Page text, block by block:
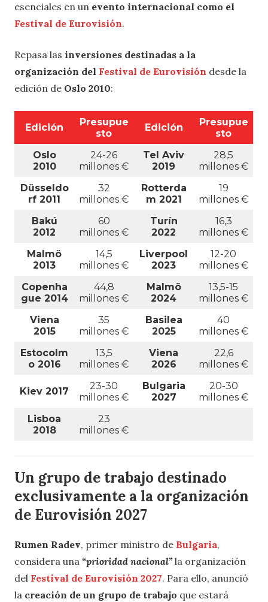
esenciales en un evento internacional como el
Festival de Eurovisión.
Repasa las inversiones destinadas a la
organización del Festival de Eurovisión desde la
edición de Oslo 2010:
Edición
Presupue
sto
Edición
Presupue
sto
Oslo
2010
24-26
millones €
Tel Aviv
2019
28,5
millones €
Düsseldo
rf 2011
32
millones €
Rotterda
m 2021
19
millones €
Bakú
2012
60
millones €
Turín
2022
16,3
millones €
Malmö
2013
14,5
millones €
Liverpool
2023
12-20
millones €
Copenha
gue 2014
44,8
millones €
Malmö
2024
13,5-15
millones €
Viena
2015
35
millones €
Basilea
2025
40
millones €
Estocolm
o 2016
13,5
millones €
Viena
2026
22,6
millones €
Kiev 2017
23-30
millones €
Bulgaria
2027
20-30
millones €
Lisboa
2018
23
millones €
Un grupo de trabajo destinado
exclusivamente a la organización
de Eurovisión 2027
Rumen Radev, primer ministro de Bulgaria,
considera una “prioridad nacional”la organización
del Festival de Eurovisión 2027. Para ello, anunció
la creación de un grupo de trabajo que estará